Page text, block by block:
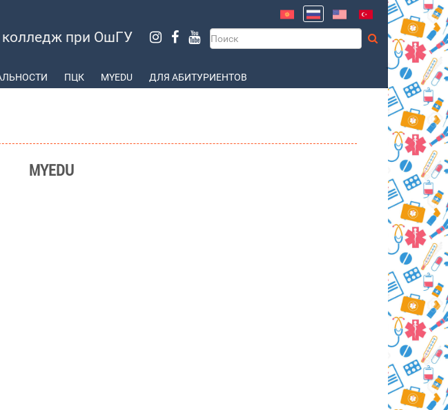
колледж при ОшГУ
ПЦК МYEDU ДЛЯ АБИТУРИЕНТОВ
МYEDU